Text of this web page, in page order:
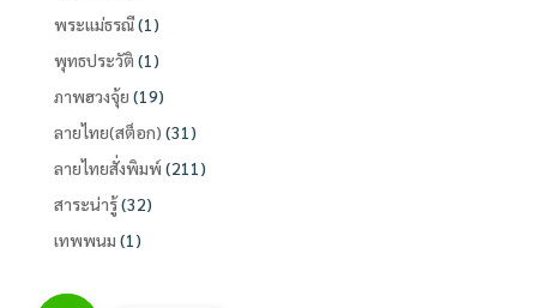
พระแม่ธรณี(1)
พุทธประวัติ (1)
ภาพฮวงจุ้ย (19)
ลายไทย(สต็อก) (31)
ลายไทยสั่งพิมพ์ (211)
สาระน่ารู้(32)
เทพพนม (1)